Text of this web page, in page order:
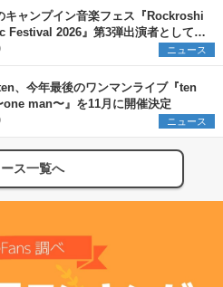
キャンプイン音楽フェス『Rockroshi
Festival 2026』第3弾出演者として
、かりゆし58、Reiを発表
ニュース
、今年最後のワンマンライブ『ten
man〜』を11月に開催決定
ニュース
ス一覧へ